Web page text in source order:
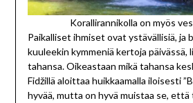
Korallirannikolla on myös
Paikalliset ihmiset ovat ystävällisiä, ja
kuuleekin kymmeniä kertoja päivässä,
tahansa. Oikeastaan mikä tahansa
Fidžillä aloittaa huikkaamalla iloisesti
hyvää, mutta on hyvä muistaa se, että